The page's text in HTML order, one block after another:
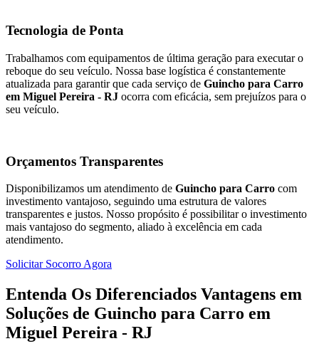
Tecnologia de Ponta
Trabalhamos com equipamentos de última geração para executar o
reboque do seu veículo. Nossa base logística é constantemente
atualizada para garantir que cada serviço de Guincho para Carro
em Miguel Pereira - RJ ocorra com eficácia, sem prejuízos para o
seu veículo.
Orçamentos Transparentes
Disponibilizamos um atendimento de Guincho para Carro com
investimento vantajoso, seguindo uma estrutura de valores
transparentes e justos. Nosso propósito é possibilitar o investimento
mais vantajoso do segmento, aliado à excelência em cada
atendimento.
Solicitar Socorro Agora
Entenda Os Diferenciados Vantagens em
Soluções de Guincho para Carro em
Miguel Pereira - RJ